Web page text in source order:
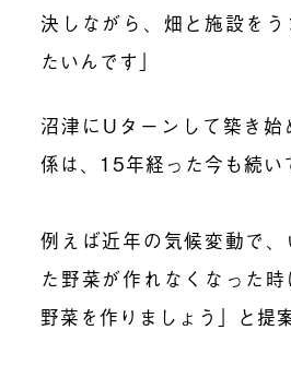
決しながら、畑と施設を
たいんです」
沼津にUターンして築き
係は、15年経った今も続い
例えば近年の気候変動で
た野菜が作れなくなった
野菜を作りましょう」と提